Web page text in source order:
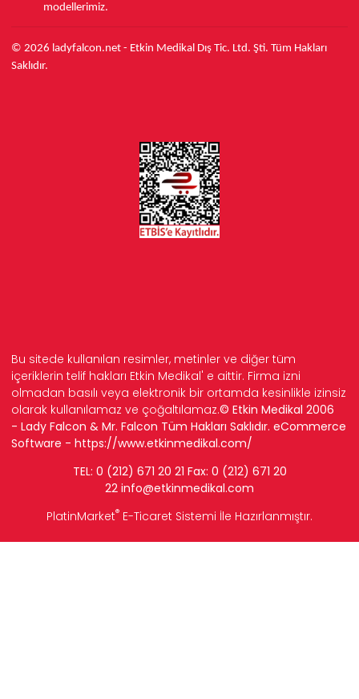
modellerimiz.
© 2026 ladyfalcon.net - Etkin Medikal Dış Tic. Ltd. Şti. Tüm Hakları
Saklıdır.
Bu sitede kullanılan resimler, metinler ve diğer tüm
içeriklerin telif hakları Etkin Medikal' e aittir. Firma izni
olmadan basılı veya elektronik bir ortamda kesinlikle izinsiz
olarak kullanılamaz ve çoğaltılamaz.© Etkin Medikal 2006
- Lady Falcon & Mr. Falcon Tüm Hakları Saklıdır. eCommerce
Software - https://www.etkinmedikal.com/
TEL: 0 (212) 671 20 21 Fax: 0 (212) 671 20
22 info@etkinmedikal.com
PlatinMarket® E-Ticaret Sistemi İle Hazırlanmıştır.